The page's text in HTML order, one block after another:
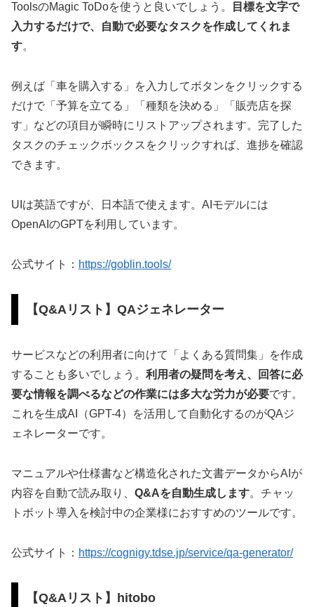
ToolsのMagic ToDoを使うと良いでしょう。
目標を文字で
入力するだけで、自動で必要なタスクを作成してくれま
す。
例えば「車を購入する」を入力してボタンをクリックする
だけで「予算を立てる」「種類を決める」「販売店を探
す」などの項目が瞬時にリストアップされます。完了した
タスクのチェックボックスをクリックすれば、進捗を確認
できます。
UIは英語ですが、日本語で使えます。AIモデルには
OpenAIのGPTを利用しています。
公式サイト： https://goblin.tools/
【Q&Aリスト】QAジェネレーター
サービスなどの利用者に向けて「よくある質問集」を作成
することも多いでしょう。 利用者の疑問を考え、回答に必
要な情報を調べるなどの作業には多大な労力が必要です。
これを生成AI（GPT-4）を活用して自動化するのがQAジ
ェネレーターです。
マニュアルや仕様書など構造化された文書データからAIが
内容を自動で読み取り、 Q&Aを自動生成します。チャッ
トボット導入を検討中の企業様におすすめのツールです。
公式サイト： https://cognigy.tdse.jp/service/qa-generator/
【Q&Aリスト】hitobo